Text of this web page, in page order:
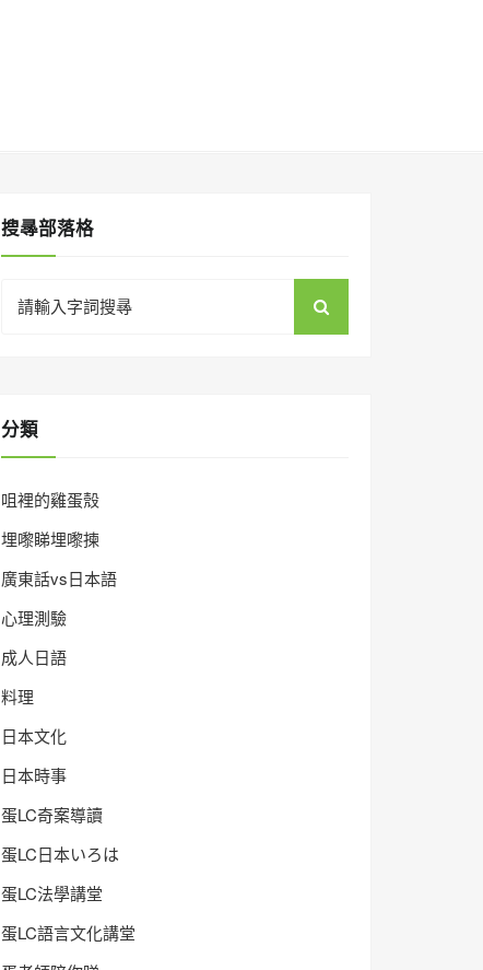
搜㝷部落格
for:
分類
咀裡的雞蛋殼
埋嚟睇埋嚟揀
廣東話vs日本語
心理測驗
成人日語
料理
日本文化
日本時事
蛋LC奇案導讀
蛋LC日本いろは
蛋LC法學講堂
蛋LC語言文化講堂